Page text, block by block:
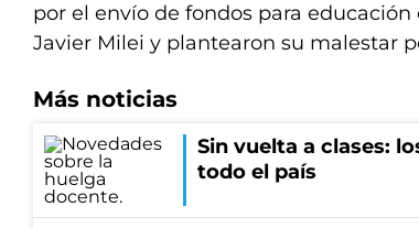
por el envío de fondos para
Javier Milei y plantearon su malestar
Más noticias
Sin vuelta a clases:
todo el país